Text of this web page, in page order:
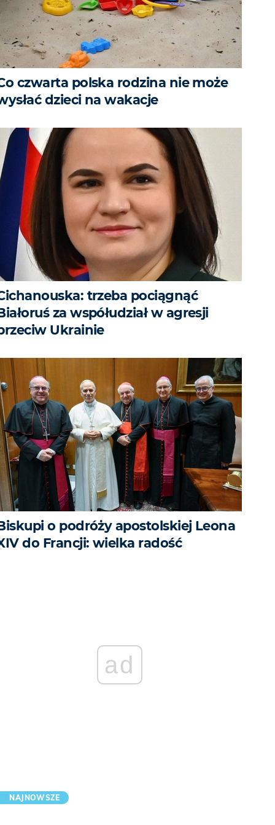
czwarta polska rodzina nie może
dzieci na wakacje
trzeba pociągnąć
za współudział w agresji
Ukrainie
o podróży apostolskiej Leona
do Francji: wielka radość
ad
NAJNOWSZE